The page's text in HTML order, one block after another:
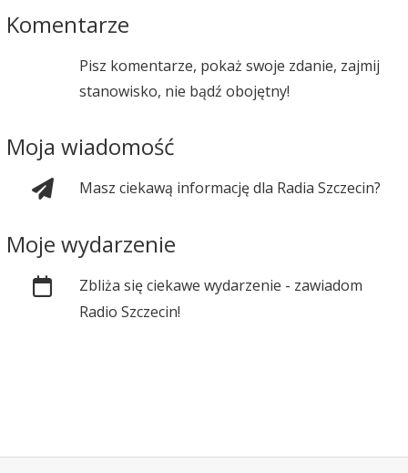
Komentarze
Pisz komentarze, pokaż swoje zdanie, zajmij
stanowisko, nie bądź obojętny!
Moja wiadomość
Masz ciekawą informację dla Radia Szczecin?
Moje wydarzenie
Zbliża się ciekawe wydarzenie - zawiadom
Radio Szczecin!